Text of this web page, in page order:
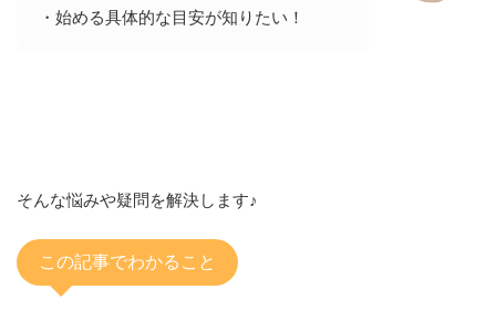
・始める具体的な目安が知りたい！
そんな悩みや疑問を解決します♪
この記事でわかること